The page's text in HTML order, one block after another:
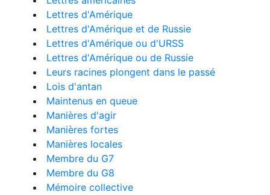
Lettres d'Amérique
Lettres d'Amérique et de Russie
Lettres d'Amérique ou d'URSS
Lettres d'Amérique ou de Russie
Leurs racines plongent dans le passé
Lois d'antan
Maintenus en queue
Manières d'agir
Manières fortes
Manières locales
Membre du G7
Membre du G8
Mémoire collective